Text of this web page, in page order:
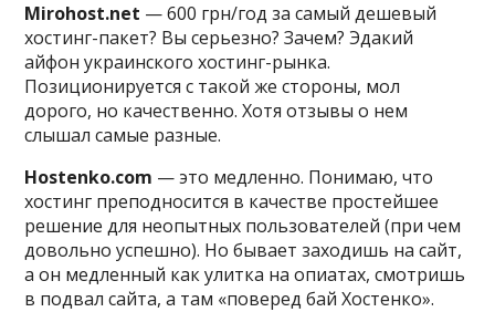
Mirohost.net — 600 грн/год за самый дешевый
хостинг-пакет? Вы серьезно? Зачем? Эдакий
айфон украинского хостинг-рынка.
Позиционируется с такой же стороны, мол
дорого, но качественно. Хотя отзывы о нем
слышал самые разные.
Hostenko.com — это медленно. Понимаю, что
хостинг преподносится в качестве простейшее
решение для неопытных пользователей (при чем
довольно успешно). Но бывает заходишь на сайт,
а он медленный как улитка на опиатах, смотришь
в подвал сайта, а там «поверед бай Хостенко».